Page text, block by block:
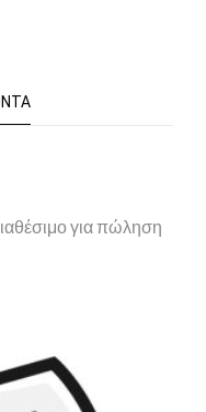
για πώληση